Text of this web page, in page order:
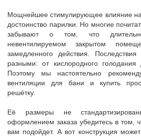
Мощнейшее стимулирующее влияние на
достоинство парилки. Но многие
забывают о том, что
невентилируемом закрытом
замедленного действия.
разными: от кислородного голодания
Поэтому мы настоятельно
вентиляции для бани и купить
решётку.
Её размеры не
оформлением заказа убедитесь в том,
вам подойдет. А вот конструкция